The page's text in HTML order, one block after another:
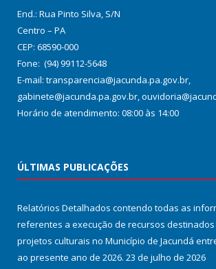
End.: Rua Pinto Silva, S/N
Centro – PA
CEP: 68590-000
Fone: (94) 99112-5648
E-mail: transparencia@jacunda.pa.gov.br,
gabinete@jacunda.pa.gov.br,
Horário de atendimento: 08:00 às 14:00
ÚLTIMAS PUBLICAÇÕES
Relatórios Detalhados contendo todas as
referentes a execução de recursos
projetos culturais no Município de Jacundá
ao presente ano de 2026. 23 de julho de 2026